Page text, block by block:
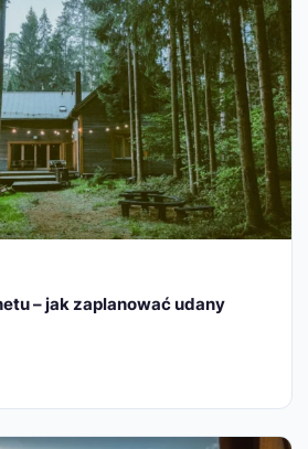
– jak zaplanować udany